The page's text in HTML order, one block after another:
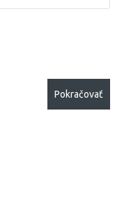
Pokračovať